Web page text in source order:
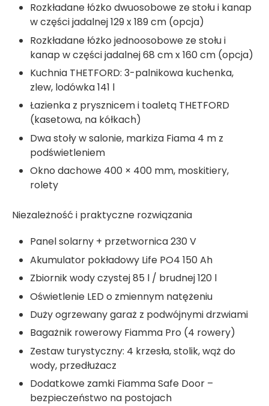
Rozkładane łóżko dwuosobowe ze stołu i kanap
w części jadalnej 129 x 189 cm (opcja)
Rozkładane łóżko jednoosobowe ze stołu i
kanap w części jadalnej 68 cm x 160 cm (opcja)
Kuchnia THETFORD: 3-palnikowa kuchenka,
zlew, lodówka 141 l
Łazienka z prysznicem i toaletą THETFORD
(kasetowa, na kółkach)
Dwa stoły w salonie, markiza Fiama 4 m z
podświetleniem
Okno dachowe 400 × 400 mm, moskitiery,
rolety
Niezależność i praktyczne rozwiązania
Panel solarny + przetwornica 230 V
Akumulator pokładowy Life PO4 150 Ah
Zbiornik wody czystej 85 l / brudnej 120 l
Oświetlenie LED o zmiennym natężeniu
Duży ogrzewany garaż z podwójnymi drzwiami
Bagażnik rowerowy Fiamma Pro (4 rowery)
Zestaw turystyczny: 4 krzesła, stolik, wąż do
wody, przedłużacz
Dodatkowe zamki Fiamma Safe Door –
bezpieczeństwo na postojach